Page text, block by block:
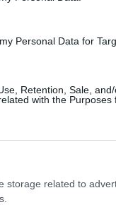
Personal Data for
Retention, Sale,
with the Purposes
storage related to